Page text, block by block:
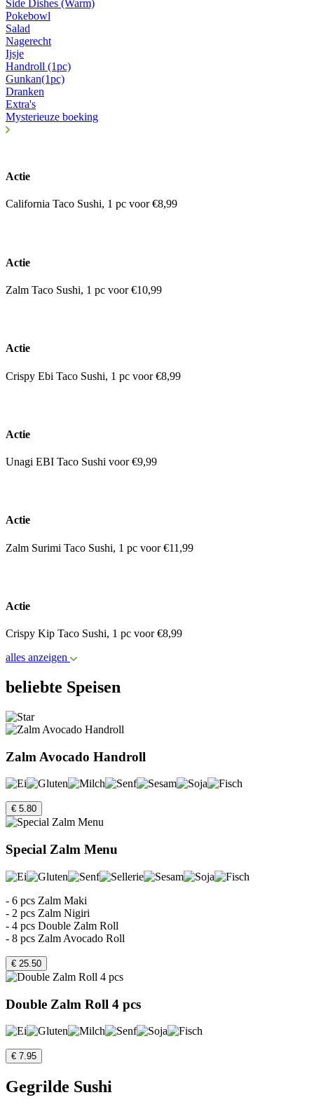
Side Dishes (Warm)
Pokebowl
Salad
Nagerecht
Ijsje
Handroll (1pc)
Gunkan(1pc)
Dranken
Extra's
Mysterieuze boeking
Actie
California Taco Sushi, 1 pc voor €8,99
Actie
Zalm Taco Sushi, 1 pc voor €10,99
Actie
Crispy Ebi Taco Sushi, 1 pc voor €8,99
Actie
Unagi EBI Taco Sushi voor €9,99
Actie
Zalm Surimi Taco Sushi, 1 pc voor €11,99
Actie
Crispy Kip Taco Sushi, 1 pc voor €8,99
alles anzeigen
beliebte Speisen
Zalm Avocado Handroll
€ 5.80
Special Zalm Menu
- 6 pcs Zalm Maki
- 2 pcs Zalm Nigiri
- 4 pcs Double Zalm Roll
- 8 pcs Zalm Avocado Roll
€ 25.50
Double Zalm Roll 4 pcs
€ 7.95
Gegrilde Sushi